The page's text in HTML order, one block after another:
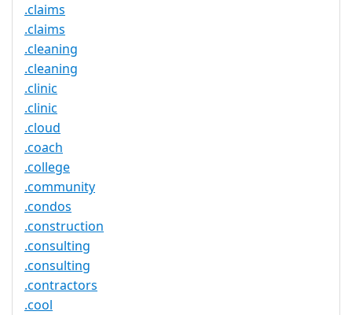
.claims
.claims
.cleaning
.cleaning
.clinic
.clinic
.cloud
.coach
.college
.community
.condos
.construction
.consulting
.consulting
.contractors
.cool